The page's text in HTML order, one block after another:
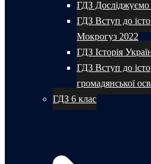
ГДЗ Досліджуємо
ГДЗ Вступ до
Мокрогуз 2022
ГДЗ Історія
ГДЗ Вступ до
громадянської
ГДЗ 6 клас